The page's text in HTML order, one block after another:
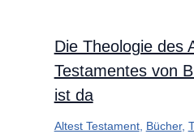
Die Theologie des
Testamentes von
ist da
Altest Testament, Bücher,